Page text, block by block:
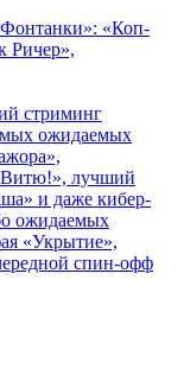
«Коп-
Ричер»,
стриминг
ожидаемых
Витю!», лучший
и даже кибер-
ожидаемых
«Укрытие»,
спин-офф